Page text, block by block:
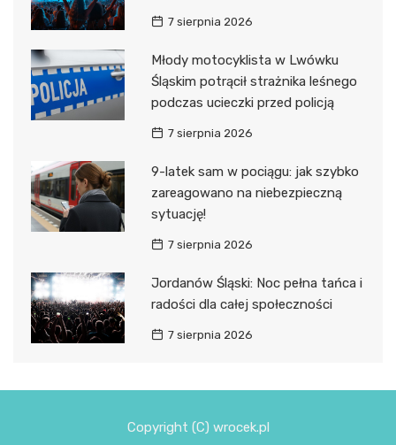
7 sierpnia 2026
Młody motocyklista w Lwówku
Śląskim potrącił strażnika leśnego
podczas ucieczki przed policją
7 sierpnia 2026
9-latek sam w pociągu: jak szybko
zareagowano na niebezpieczną
sytuację!
7 sierpnia 2026
Jordanów Śląski: Noc pełna tańca i
radości dla całej społeczności
7 sierpnia 2026
Copyright (C) wrocek.pl